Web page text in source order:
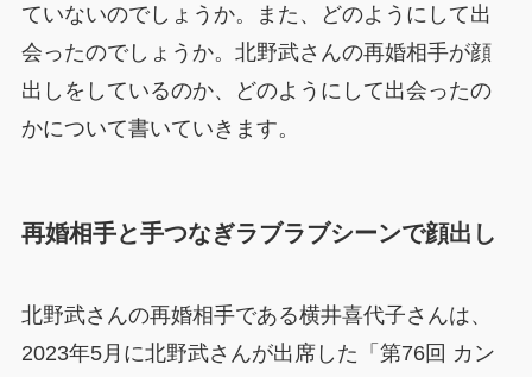
ていないのでしょうか。また、どのようにして出
会ったのでしょうか。北野武さんの再婚相手が顔
出しをしているのか、どのようにして出会ったの
かについて書いていきます。
再婚相手と手つなぎラブラブシーンで顔出し
北野武さんの再婚相手である横井喜代子さんは、
2023年5月に北野武さんが出席した「第76回 カン